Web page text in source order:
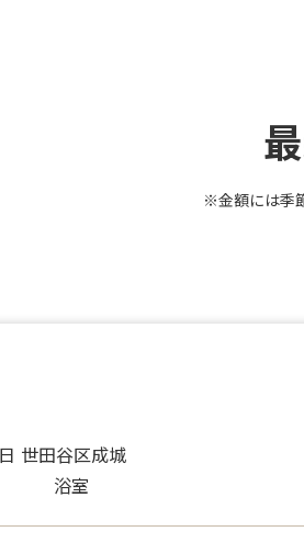
※金額には季
世田谷区成城
浴室